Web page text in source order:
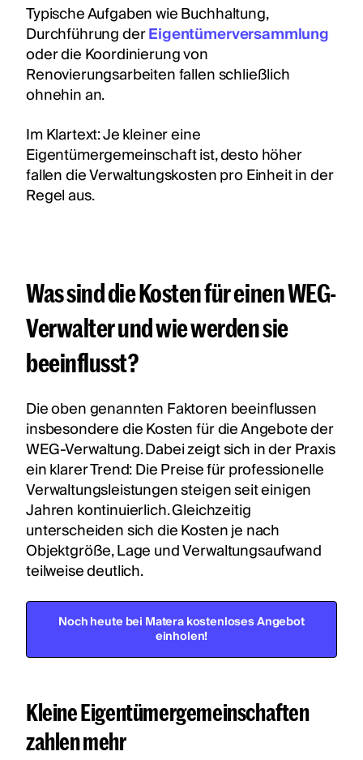
Typische Aufgaben wie Buchhaltung,
Durchführung derEigentümerversammlung
oder die Koordinierung von
Renovierungsarbeiten fallen schließlich
ohnehin an.
Im Klartext: Je kleiner eine
Eigentümergemeinschaft ist, desto höher
fallen die Verwaltungskosten pro Einheit in der
Regel aus.
Was sind die Kosten für einen WEG-
Verwalter und wie werden sie
beeinflusst?
Die oben genannten Faktoren beeinflussen
insbesondere die Kosten für die Angebote der
WEG-Verwaltung. Dabei zeigt sich in der Praxis
ein klarer Trend: Die Preise für professionelle
Verwaltungsleistungen steigen seit einigen
Jahren kontinuierlich. Gleichzeitig
unterscheiden sich die Kosten je nach
Objektgröße, Lage und Verwaltungsaufwand
teilweise deutlich.
Noch heute bei Matera kostenloses Angebot
einholen!
Kleine Eigentümergemeinschaften
zahlen mehr